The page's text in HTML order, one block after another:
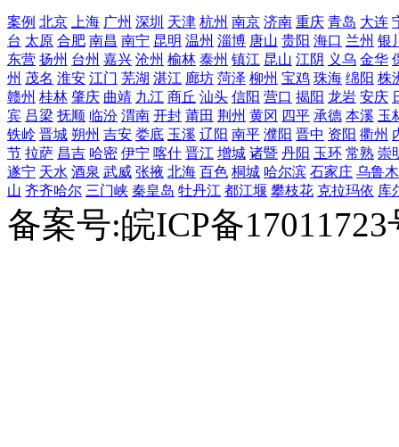
案例 北京 上海 广州 深圳 天津 杭州 南京 济南 重庆 青岛 大连
台 太原 合肥 南昌 南宁 昆明 温州 淄博 唐山 贵阳 海口 兰州 银
东营 扬州 台州 嘉兴 沧州 榆林 泰州 镇江 昆山 江阴 义乌 金华
州 茂名 淮安 江门 芜湖 湛江 廊坊 菏泽 柳州 宝鸡 珠海 绵阳 株
赣州 桂林 肇庆 曲靖 九江 商丘 汕头 信阳 营口 揭阳 龙岩 安庆
宾 吕梁 抚顺 临汾 渭南 开封 莆田 荆州 黄冈 四平 承德 本溪 玉
铁岭 晋城 朔州 吉安 娄底 玉溪 辽阳 南平 濮阳 晋中 资阳 衢州
节 拉萨 昌吉 哈密 伊宁 喀什 晋江 增城 诸暨 丹阳 玉环 常熟 崇
遂宁 天水 酒泉 武威 张掖 北海 百色 桐城 哈尔滨 石家庄 乌鲁
山 齐齐哈尔 三门峡 秦皇岛 牡丹江 都江堰 攀枝花 克拉玛依 库
备案号:皖ICP备